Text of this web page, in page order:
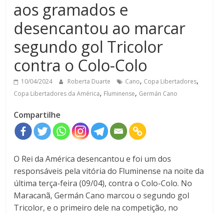
aos gramados e
desencantou ao marcar
segundo gol Tricolor
contra o Colo-Colo
10/04/2024 Roberta Duarte Cano, Copa Libertadores,
Copa Libertadores da América, Fluminense, Germán Cano
Compartilhe
O Rei da América desencantou e foi um dos
responsáveis pela vitória do Fluminense na noite da
última terça-feira (09/04), contra o Colo-Colo. No
Maracanã, Germán Cano marcou o segundo gol
Tricolor, e o primeiro dele na competição, no